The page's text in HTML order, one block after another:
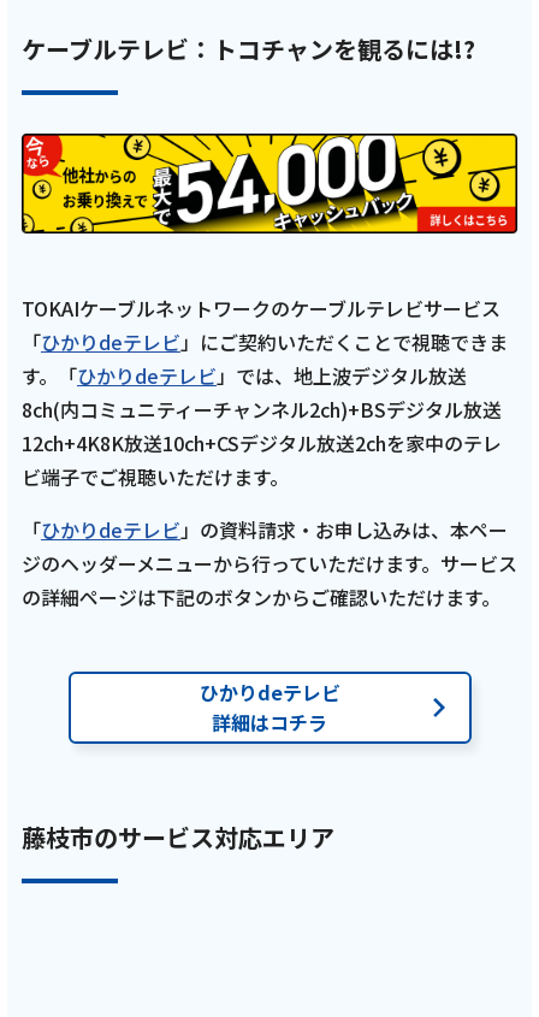
2025年11月4日
【藤枝MYFC応援番組 一体感MYFC 第149話】
トップ選手対談には森侑里選手が登場！ルク
レ選手紹介では岡部唯花選手と長谷川舞コー
チが登場「2025年10月放送回 前編」
記事を読む
2025年10月9日
【藤枝MYFC応援番組 一体感MYFC 第148話】
トップ選手対談にはジョーンズ・レイ選手が
登場！！ルクレ選手紹介では駒形玲奈選手と
回」
記事を読む
ケーブルテレビ：トコチャンを観るには!?
TOKAIケーブルネットワークのケーブルテレビサービス
「ひかりdeテレビ 」にご契約いただくことで視聴できま
す。「ひかりdeテレビ 」では、地上波デジタル放送
8ch(内コミュニティーチャンネル2ch)+BSデジタル放送
12ch+4K8K放送10ch+CSデジタル放送2chを家中のテレ
ビ端子でご視聴いただけます。
「ひかりdeテレビ 」の資料請求・お申し込みは、本ペー
ジのヘッダーメニューから行っていただけます。サービス
の詳細ページは下記のボタンからご確認いただけます。
ひかりdeテレビ
詳細はコチラ
藤枝市のサービス対応エリア